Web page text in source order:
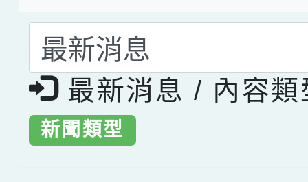
選擇後頁面內容會更
最新消息 / 內容類
新聞類型